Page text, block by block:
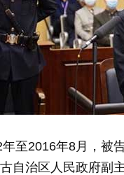
2016年8月，被告
自治区人民政府副